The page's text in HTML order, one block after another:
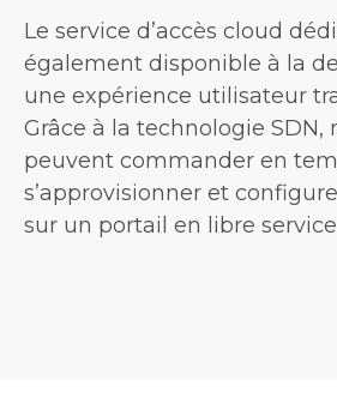
Le service d’accès cloud
également disponible à la
une expérience utilisateur
Grâce à la technologie SDN,
peuvent commander en
s’approvisionner et
sur un portail en libre